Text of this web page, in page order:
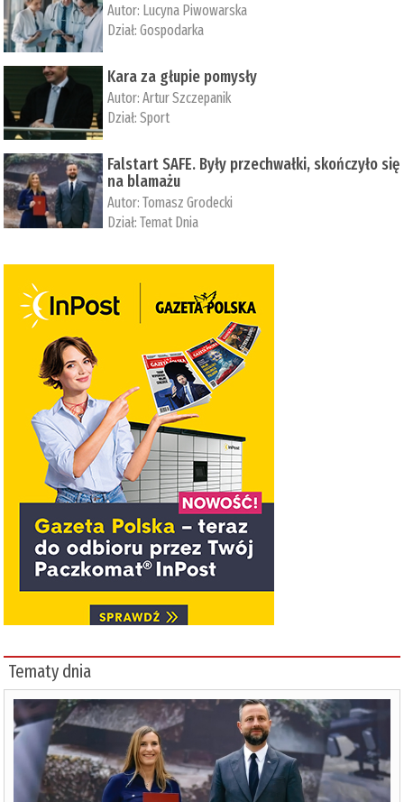
Autor: Lucyna Piwowarska
Dział:Gospodarka
Kara za głupie pomysły
Autor:Artur Szczepanik
Dział:Sport
Falstart SAFE. Były przechwałki, skończyło się
na blamażu
Autor:Tomasz Grodecki
Dział:Temat Dnia
Tematy dnia